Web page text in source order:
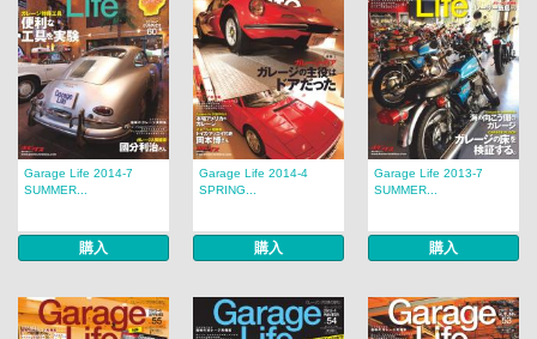
Garage Life 2014-7
SUMMER...
購入
Garage Life 2014-4
SPRING...
購入
Garage Life 2013-7
SUMMER...
購入